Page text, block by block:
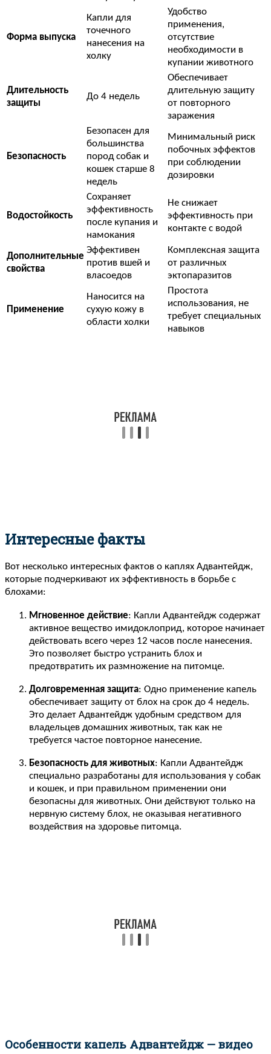
Форма выпуска
Капли для
точечного
нанесения на
холку
Удобство
применения,
отсутствие
необходимости в
купании животного
Длительность
защиты
До 4 недель
Обеспечивает
длительную защиту
от повторного
заражения
Безопасность
Безопасен для
большинства
пород собак и
кошек старше 8
недель
Минимальный риск
побочных эффектов
при соблюдении
дозировки
Водостойкость
Сохраняет
эффективность
после купания и
намокания
Не снижает
эффективность при
контакте с водой
Дополнительные
свойства
Эффективен
против вшей и
власоедов
Комплексная защита
от различных
эктопаразитов
Применение
Наносится на
сухую кожу в
области холки
Простота
использования, не
требует специальных
навыков
Интересные факты
Вот несколько интересных фактов о каплях Адвантейдж,
которые подчеркивают их эффективность в борьбе с
блохами:
Мгновенное действие: Капли Адвантейдж содержат
активное вещество имидоклоприд, которое начинает
действовать всего через 12 часов после нанесения.
Это позволяет быстро устранить блох и
предотвратить их размножение на питомце.
Долговременная защита: Одно применение капель
обеспечивает защиту от блох на срок до 4 недель.
Это делает Адвантейдж удобным средством для
владельцев домашних животных, так как не
требуется частое повторное нанесение.
Безопасность для животных: Капли Адвантейдж
специально разработаны для использования у собак
и кошек, и при правильном применении они
безопасны для животных. Они действуют только на
нервную систему блох, не оказывая негативного
воздействия на здоровье питомца.
Особенности капель Адвантейдж — видео